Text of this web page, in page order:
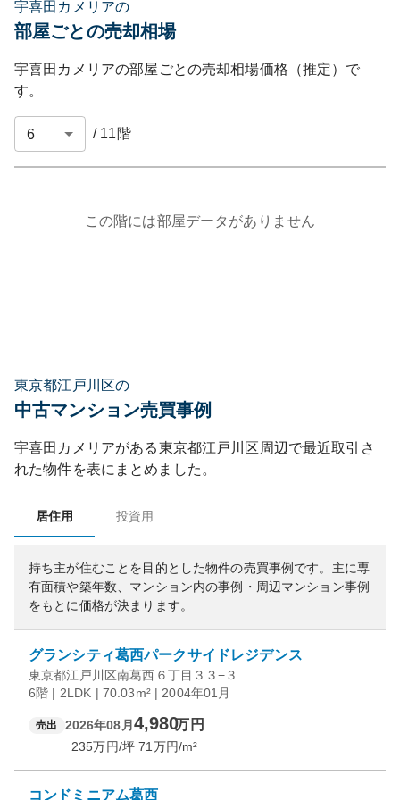
宇喜田カメリアの
部屋ごとの売却相場
宇喜田カメリアの部屋ごとの売却相場価格（推定）で
す。
/ 11 階
この階には部屋データがありません
東京都江戸川区の
中古マンション売買事例
宇喜田カメリアがある東京都江戸川区 周辺で最近取引さ
れた物件を表にまとめました。
居住用 投資用
持ち主が住むことを目的とした物件の売買事例です。 主に専
有面積や築年数、マンション内の事例・周辺マンション事例
をもとに価格が決まります。
グランシティ葛西パークサイドレジデンス
東京都江戸川区南葛西６丁目３３−３
6階 | 2LDK | 70.03m² | 2004年01月
売出 2026年08月 4,980万円
235万円/坪 71 万円/m²
コンドミニアム葛西